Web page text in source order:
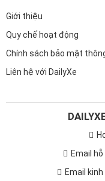
Giới thiệu
Quy chế hoạt động
Chính sách bảo mật
Liên hệ với DailyXe
Email
Email